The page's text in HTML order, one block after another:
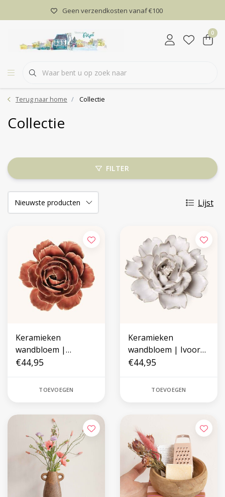
Geen verzendkosten vanaf €100
0
Terug naar home Collectie
Collectie
FILTER
Lijst
Keramieken
wandbloem |
Champagneroze
€44,95
TOEVOEGEN
Keramieken
wandbloem | Ivoor
Sneeuwklokje
€44,95
TOEVOEGEN